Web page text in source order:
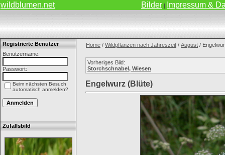
wildblumen.net Bilder | Impressum &
Registrierte Benutzer
Benutzername:
Passwort:
Beim nächsten Besuch
automatisch anmelden?
Zufallsbild
Home / Wildpflanzen nach Jahreszeit / August /
Vorheriges Bild:
Storchschnabel, Wiesen
Engelwurz (Blüte)